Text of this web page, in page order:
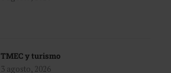
TMEC y turismo
3 agosto, 2026